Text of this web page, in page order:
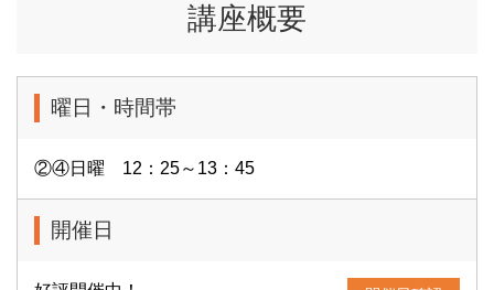
講座概要
曜日・時間帯
②④日曜 12：25～13：45
開催日